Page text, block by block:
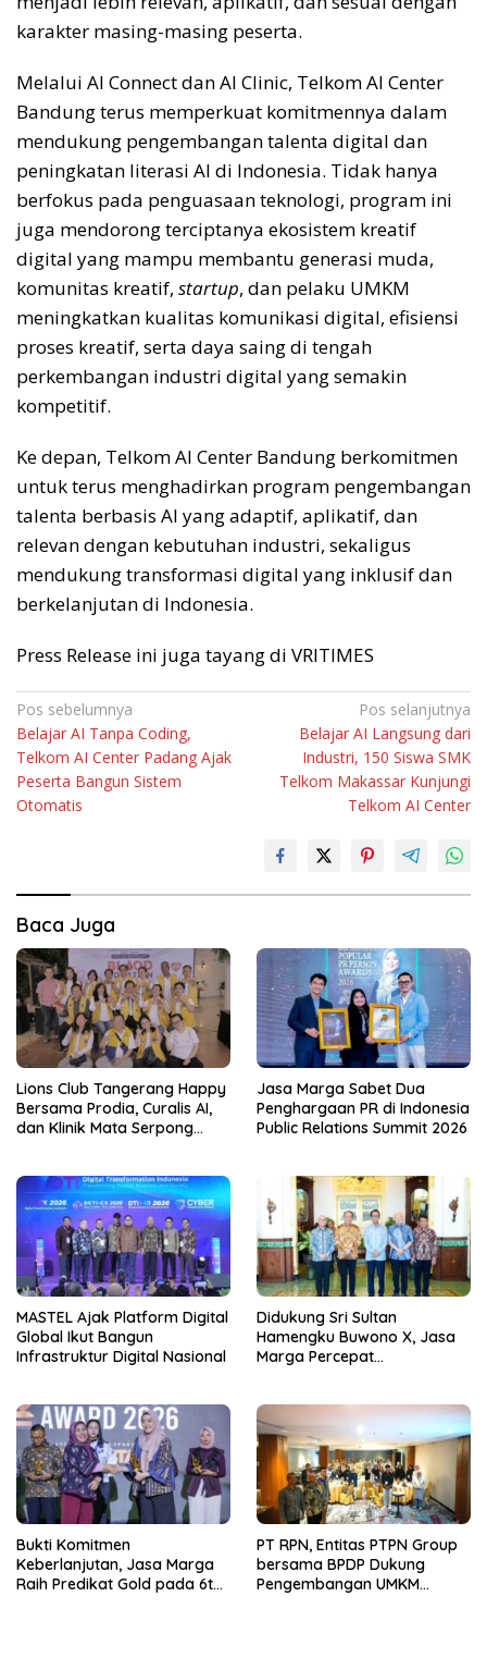
karakter masing-masing peserta.
Melalui AI Connect dan AI Clinic, Telkom AI Center
Bandung terus memperkuat komitmennya dalam
mendukung pengembangan talenta digital dan
peningkatan literasi AI di Indonesia. Tidak hanya
berfokus pada penguasaan teknologi, program ini
juga mendorong terciptanya ekosistem kreatif
digital yang mampu membantu generasi muda,
komunitas kreatif, startup, dan pelaku UMKM
meningkatkan kualitas komunikasi digital, efisiensi
proses kreatif, serta daya saing di tengah
perkembangan industri digital yang semakin
kompetitif.
Ke depan, Telkom AI Center Bandung berkomitmen
untuk terus menghadirkan program pengembangan
talenta berbasis AI yang adaptif, aplikatif, dan
relevan dengan kebutuhan industri, sekaligus
mendukung transformasi digital yang inklusif dan
berkelanjutan di Indonesia.
Press Release ini juga tayang di VRITIMES
Navigasi
pos
Pos sebelumnya
Belajar AI Tanpa Coding,
Telkom AI Center Padang Ajak
Peserta Bangun Sistem
Otomatis
Pos selanjutnya
Belajar AI Langsung dari
Industri, 150 Siswa SMK
Telkom Makassar Kunjungi
Telkom AI Center
Baca Juga
Lions Club Tangerang Happy
Bersama Prodia, Curalis AI,
dan Klinik Mata Serpong
Bakti Sosial Kesehatan
Jasa Marga Sabet Dua
Penghargaan PR di Indonesia
Public Relations Summit 2026
MASTEL Ajak Platform Digital
Global Ikut Bangun
Infrastruktur Digital Nasional
Didukung Sri Sultan
Hamengku Buwono X, Jasa
Marga Percepat
untuk Dukung Konektivitas
DIY
Bukti Komitmen
Keberlanjutan, Jasa Marga
Raih Predikat Gold pada 6th
PT RPN, Entitas PTPN Group
bersama BPDP Dukung
Pengembangan UMKM